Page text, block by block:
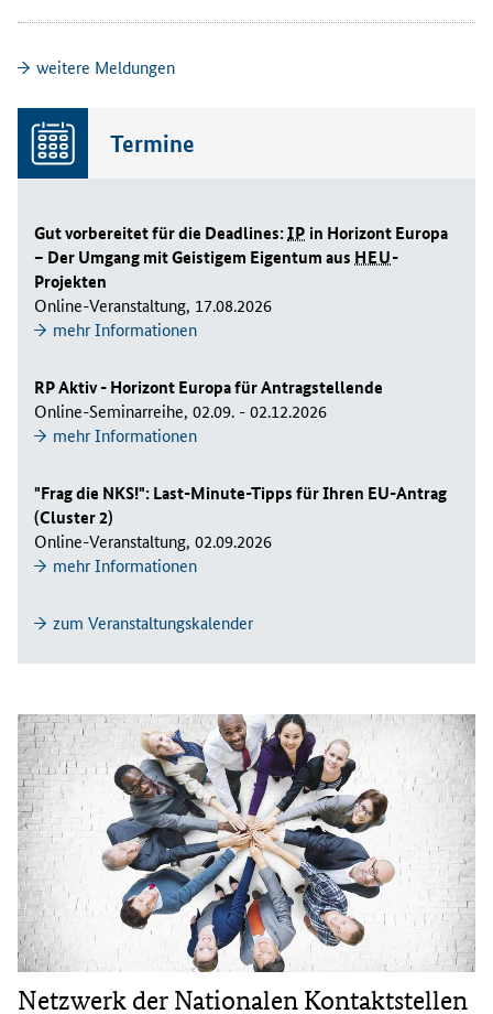
weitere Meldungen
Termine
Gut vorbereitet für die Deadlines:IP in Horizont Europa
– Der Umgang mit Geistigem Eigentum aus HEU-
Projekten
Online-Veranstaltung, 17.08.2026
mehr Informationen
RP Aktiv - Horizont Europa für Antragstellende
Online-Seminarreihe, 02.09. - 02.12.2026
mehr Informationen
"Frag die NKS!": Last-Minute-Tipps für Ihren EU-Antrag
(Cluster 2)
Online-Veranstaltung, 02.09.2026
mehr Informationen
zum Veranstaltungskalender
Netzwerk der Nationalen Kontaktstellen